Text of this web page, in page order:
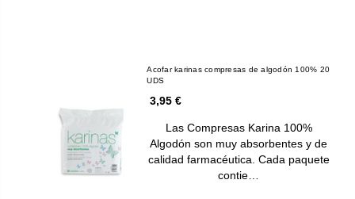
Acofar karinas compresas de algodón 100% 20
UDS
3,95 €
Las Compresas Karina 100%
Algodón son muy absorbentes y de
calidad farmacéutica. Cada paquete
contie…